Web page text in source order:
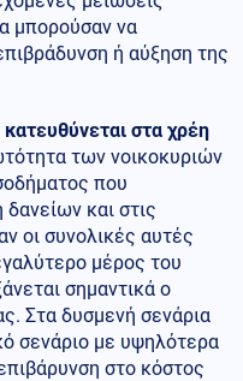
μπορούσαν να
ή αύξηση της
στα χρέη
των νοικοκυριών
που
και στις
οι συνολικές αυτές
μέρος του
σημαντικά ο
Στα δυσμενή σενάρια
σενάριο με υψηλότερα
στο κόστος